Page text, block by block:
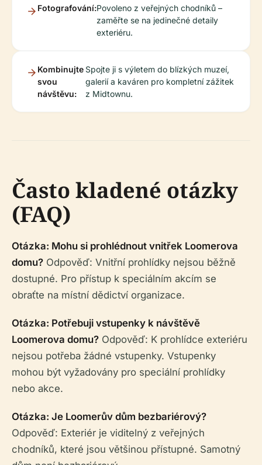
Fotografování:Povoleno z veřejných chodníků –
zaměřte se na jedinečné detaily
exteriéru.
Kombinujte
svou
návštěvu:
Spojte ji s výletem do blízkých muzeí,
galerií a kaváren pro kompletní zážitek
z Midtownu.
Často kladené otázky
(FAQ)
Otázka: Mohu si prohlédnout vnitřek Loomerova
domu? Odpověď: Vnitřní prohlídky nejsou běžně
dostupné. Pro přístup k speciálním akcím se
obraťte na místní dědictví organizace.
Otázka: Potřebuji vstupenky k návštěvě
Loomerova domu? Odpověď: K prohlídce exteriéru
nejsou potřeba žádné vstupenky. Vstupenky
mohou být vyžadovány pro speciální prohlídky
nebo akce.
Otázka: Je Loomerův dům bezbariérový?
Odpověď: Exteriér je viditelný z veřejných
chodníků, které jsou většinou přístupné. Samotný